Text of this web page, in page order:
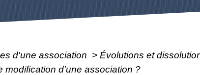
d'une association > Évolutions et
modification d'une association ?